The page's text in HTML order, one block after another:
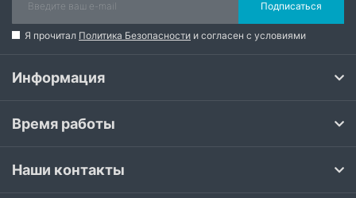
Подписаться
Я прочитал Политика Безопасности и согласен с условиями
Информация
Время работы
Наши контакты